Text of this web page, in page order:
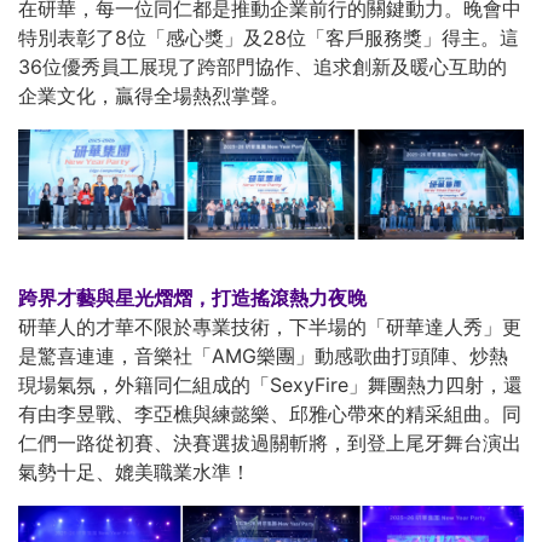
在研華，每一位同仁都是推動企業前行的關鍵動力。晚會中
特別表彰了8位「感心獎」及28位「客戶服務獎」得主。這
36位優秀員工展現了跨部門協作、追求創新及暖心互助的
企業文化，贏得全場熱烈掌聲。
跨界才藝與星光熠熠，打造搖滾熱力夜晚
研華人的才華不限於專業技術，下半場的「研華達人秀」更
是驚喜連連，音樂社「AMG樂團」動感歌曲打頭陣、炒熱
現場氣氛，外籍同仁組成的「SexyFire」舞團熱力四射，還
有由李昱戰、李亞樵與練懿樂、邱雅心帶來的精采組曲。同
仁們一路從初賽、決賽選拔過關斬將，到登上尾牙舞台演出
氣勢十足、媲美職業水準！